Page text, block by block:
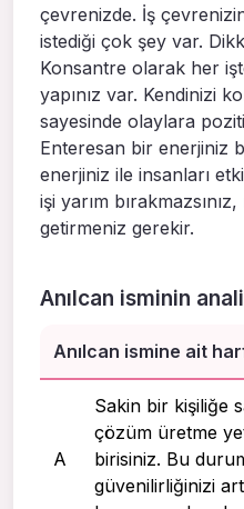
çevrenizde. İş
istediği çok şey var.
Konsantre olarak her
yapınız var. Kendinizi
sayesinde olaylara
Enteresan bir enerjiniz
enerjiniz ile insanları
işi yarım
getirmeniz gerekir.
Anılcan isminin
Anılcan ismine ait
A
Sakin bir kişiliğe
çözüm üretme
birisiniz. Bu
güvenilirliğinizi